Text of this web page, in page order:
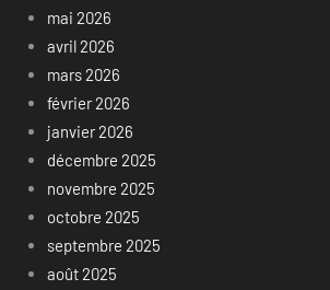
mai 2026
avril 2026
mars 2026
février 2026
janvier 2026
décembre 2025
novembre 2025
octobre 2025
septembre 2025
août 2025